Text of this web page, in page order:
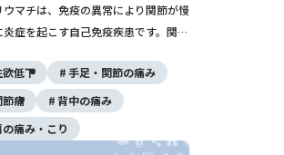
ウマチは、免疫の異常により関節が慢
炎症を起こす自己免疫疾患です。関節
変形や機能障害を引き起こします。
と治療により、進行の抑制と生活の
持が可能です。
欲低下
手足・関節の痛み
節痛
背中の痛み
の痛み・こり